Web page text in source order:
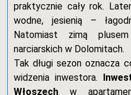
praktycznie cały rok.
wodne, jesienią –
Natomiast zimą
narciarskich w Dolomitach.
Tak długi sezon oznacza
widzenia inwestora.
Włoszech w